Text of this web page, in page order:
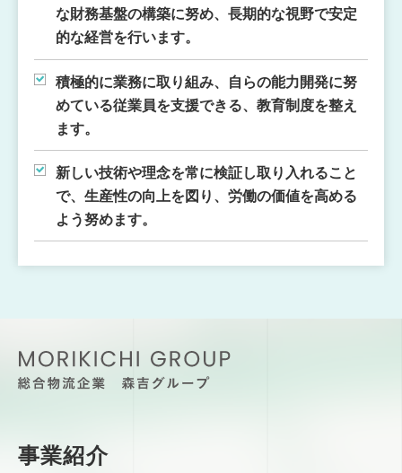
な財務基盤の構築に努め、長期的な視野で安定
的な経営を行います。
積極的に業務に取り組み、自らの能力開発に努
めている従業員を支援できる、教育制度を整え
ます。
新しい技術や理念を常に検証し取り入れること
で、生産性の向上を図り、労働の価値を高める
よう努めます。
事業紹介